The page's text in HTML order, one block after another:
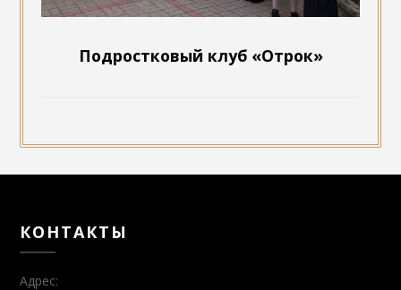
Подростковый клуб «Отрок»
КОНТАКТЫ
Адрес: